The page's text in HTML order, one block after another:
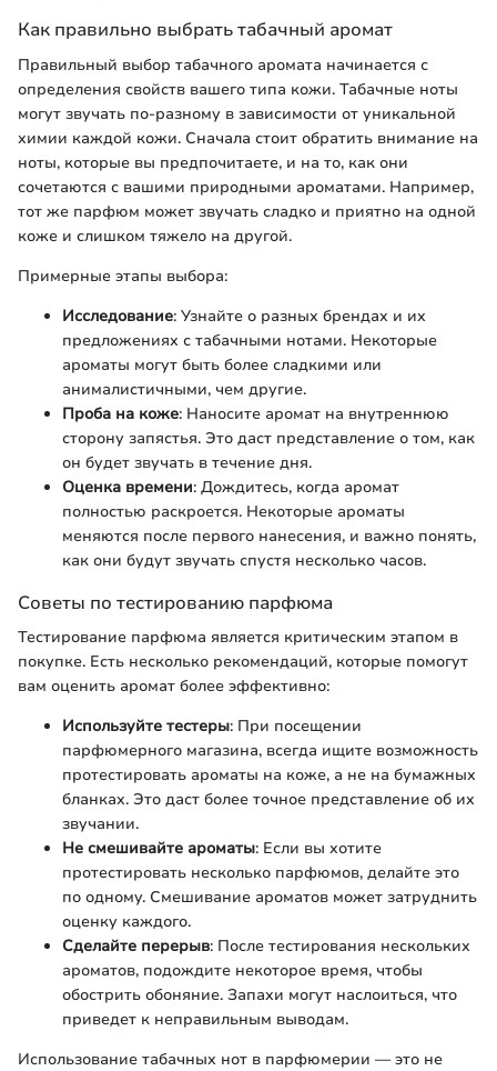
Как правильно выбрать табачный аромат
Правильный выбор табачного аромата начинается с
определения свойств вашего типа кожи. Табачные ноты
могут звучать по-разному в зависимости от уникальной
химии каждой кожи. Сначала стоит обратить внимание на
ноты, которые вы предпочитаете, и на то, как они
сочетаются с вашими природными ароматами. Например,
тот же парфюм может звучать сладко и приятно на одной
коже и слишком тяжело на другой.
Примерные этапы выбора:
Исследование: Узнайте о разных брендах и их
предложениях с табачными нотами. Некоторые
ароматы могут быть более сладкими или
анималистичными, чем другие.
Проба на коже: Наносите аромат на внутреннюю
сторону запястья. Это даст представление о том, как
он будет звучать в течение дня.
Оценка времени: Дождитесь, когда аромат
полностью раскроется. Некоторые ароматы
меняются после первого нанесения, и важно понять,
как они будут звучать спустя несколько часов.
Советы по тестированию парфюма
Тестирование парфюма является критическим этапом в
покупке. Есть несколько рекомендаций, которые помогут
вам оценить аромат более эффективно:
Используйте тестеры: При посещении
парфюмерного магазина, всегда ищите возможность
протестировать ароматы на коже, а не на бумажных
бланках. Это даст более точное представление об их
звучании.
Не смешивайте ароматы: Если вы хотите
протестировать несколько парфюмов, делайте это
по одному. Смешивание ароматов может затруднить
оценку каждого.
Сделайте перерыв: После тестирования нескольких
ароматов, подождите некоторое время, чтобы
обострить обоняние. Запахи могут наслоиться, что
приведет к неправильным выводам.
Использование табачных нот в парфюмерии — это не